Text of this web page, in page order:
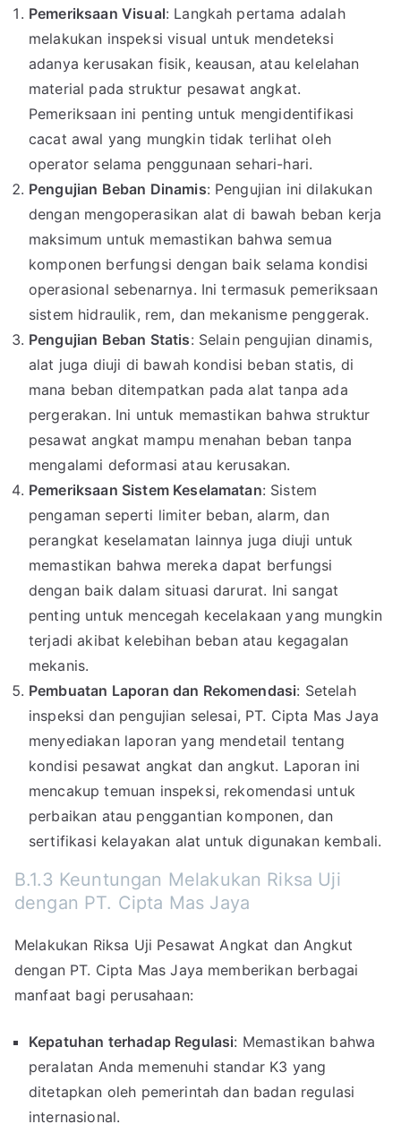
Pemeriksaan Visual: Langkah pertama adalah
melakukan inspeksi visual untuk mendeteksi
adanya kerusakan fisik, keausan, atau kelelahan
material pada struktur pesawat angkat.
Pemeriksaan ini penting untuk mengidentifikasi
cacat awal yang mungkin tidak terlihat oleh
operator selama penggunaan sehari-hari.
Pengujian Beban Dinamis: Pengujian ini dilakukan
dengan mengoperasikan alat di bawah beban kerja
maksimum untuk memastikan bahwa semua
komponen berfungsi dengan baik selama kondisi
operasional sebenarnya. Ini termasuk pemeriksaan
sistem hidraulik, rem, dan mekanisme penggerak.
Pengujian Beban Statis: Selain pengujian dinamis,
alat juga diuji di bawah kondisi beban statis, di
mana beban ditempatkan pada alat tanpa ada
pergerakan. Ini untuk memastikan bahwa struktur
pesawat angkat mampu menahan beban tanpa
mengalami deformasi atau kerusakan.
Pemeriksaan Sistem Keselamatan: Sistem
pengaman seperti limiter beban, alarm, dan
perangkat keselamatan lainnya juga diuji untuk
memastikan bahwa mereka dapat berfungsi
dengan baik dalam situasi darurat. Ini sangat
penting untuk mencegah kecelakaan yang mungkin
terjadi akibat kelebihan beban atau kegagalan
mekanis.
Pembuatan Laporan dan Rekomendasi: Setelah
inspeksi dan pengujian selesai, PT. Cipta Mas Jaya
menyediakan laporan yang mendetail tentang
kondisi pesawat angkat dan angkut. Laporan ini
mencakup temuan inspeksi, rekomendasi untuk
perbaikan atau penggantian komponen, dan
sertifikasi kelayakan alat untuk digunakan kembali.
B.1.3 Keuntungan Melakukan Riksa Uji
dengan PT. Cipta Mas Jaya
Melakukan Riksa Uji Pesawat Angkat dan Angkut
dengan PT. Cipta Mas Jaya memberikan berbagai
manfaat bagi perusahaan:
Kepatuhan terhadap Regulasi: Memastikan bahwa
peralatan Anda memenuhi standar K3 yang
ditetapkan oleh pemerintah dan badan regulasi
internasional.